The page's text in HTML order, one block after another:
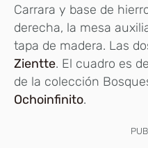
Carrara y base de
derecha, la mesa
tapa de madera. Las
Zientte. El cuadro es
de la colección
Ochoinfinito.